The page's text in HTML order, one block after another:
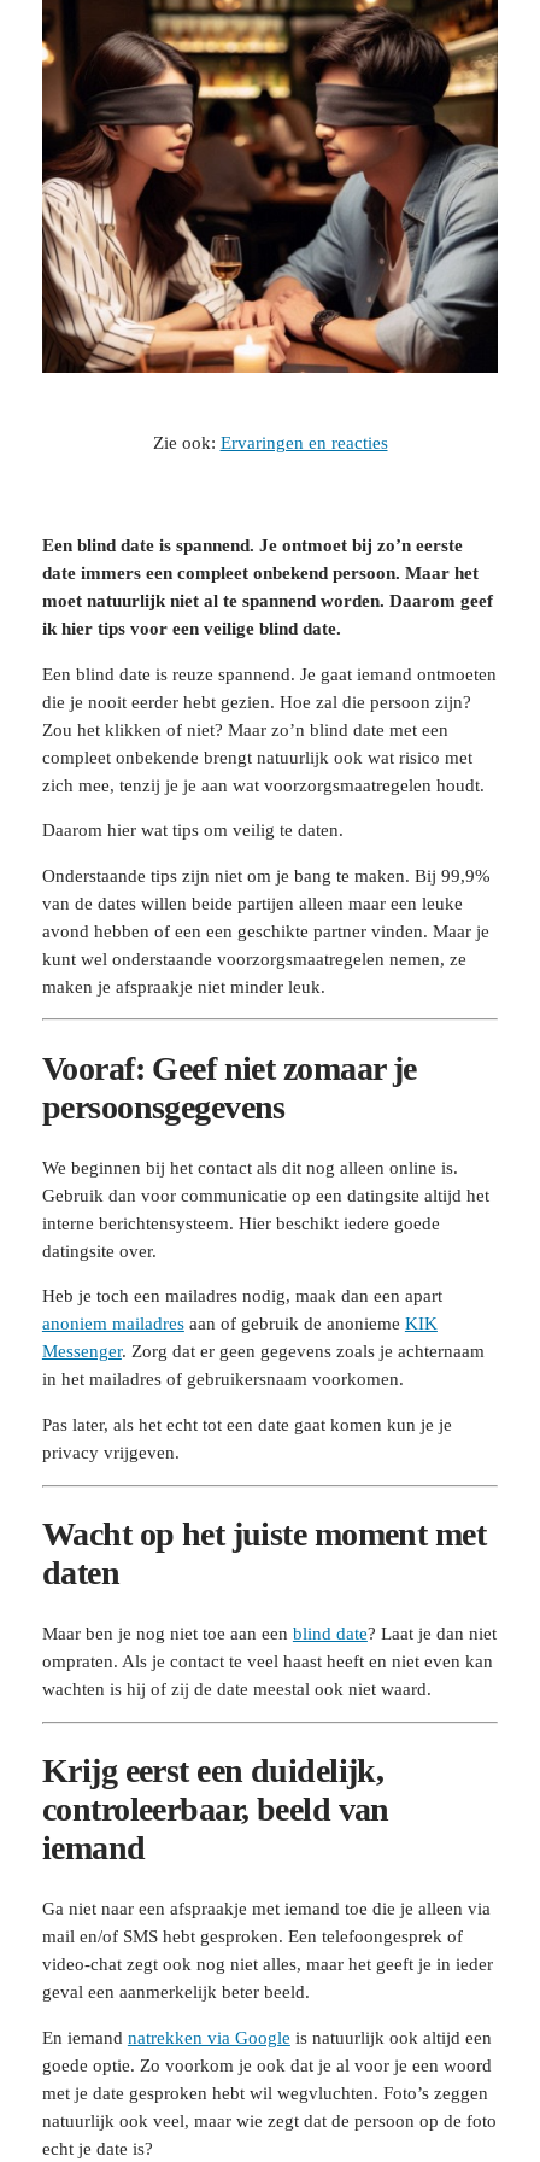
Zie ook: Ervaringen en reacties
Een blind date is spannend. Je ontmoet bij zo’n eerste
date immers een compleet onbekend persoon. Maar het
moet natuurlijk niet al te spannend worden. Daarom geef
ik hier tips voor een veilige blind date.
Een blind date is reuze spannend. Je gaat iemand ontmoeten
die je nooit eerder hebt gezien. Hoe zal die persoon zijn?
Zou het klikken of niet? Maar zo’n blind date met een
compleet onbekende brengt natuurlijk ook wat risico met
zich mee, tenzij je je aan wat voorzorgsmaatregelen houdt.
Daarom hier wat tips om veilig te daten.
Onderstaande tips zijn niet om je bang te maken. Bij 99,9%
van de dates willen beide partijen alleen maar een leuke
avond hebben of een een geschikte partner vinden. Maar je
kunt wel onderstaande voorzorgsmaatregelen nemen, ze
maken je afspraakje niet minder leuk.
Vooraf: Geef niet zomaar je
persoonsgegevens
We beginnen bij het contact als dit nog alleen online is.
Gebruik dan voor communicatie op een datingsite altijd het
interne berichtensysteem. Hier beschikt iedere goede
datingsite over.
Heb je toch een mailadres nodig, maak dan een apart
anoniem mailadresaan of gebruik de anonieme KIK
Messenger. Zorg dat er geen gegevens zoals je achternaam
in het mailadres of gebruikersnaam voorkomen.
Pas later, als het echt tot een date gaat komen kun je je
privacy vrijgeven.
Wacht op het juiste moment met
daten
Maar ben je nog niet toe aan een blind date? Laat je dan niet
ompraten. Als je contact te veel haast heeft en niet even kan
wachten is hij of zij de date meestal ook niet waard.
Krijg eerst een duidelijk,
controleerbaar, beeld van
iemand
Ga niet naar een afspraakje met iemand toe die je alleen via
mail en/of SMS hebt gesproken. Een telefoongesprek of
video-chat zegt ook nog niet alles, maar het geeft je in ieder
geval een aanmerkelijk beter beeld.
En iemand natrekken via Google is natuurlijk ook altijd een
goede optie. Zo voorkom je ook dat je al voor je een woord
met je date gesproken hebt wil wegvluchten. Foto’s zeggen
natuurlijk ook veel, maar wie zegt dat de persoon op de foto
echt je date is?